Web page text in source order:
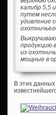
калибр 5,5
путем
удивление
продукцию
из
мощные в
В этих